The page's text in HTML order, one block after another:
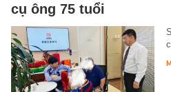
cụ ông 75 tuổi